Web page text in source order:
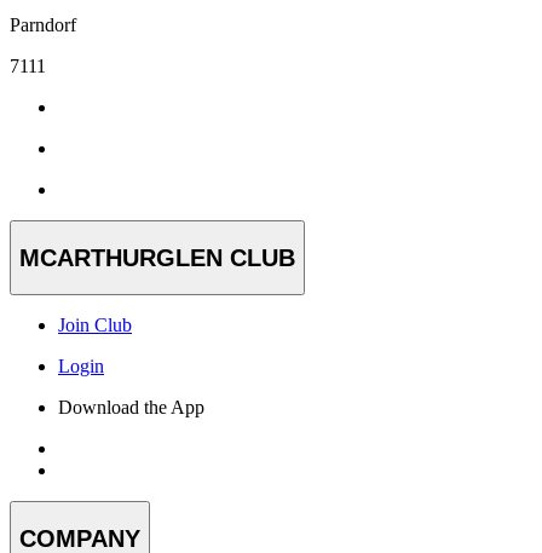
Parndorf
7111
MCARTHURGLEN CLUB
Join Club
Login
Download the App
COMPANY